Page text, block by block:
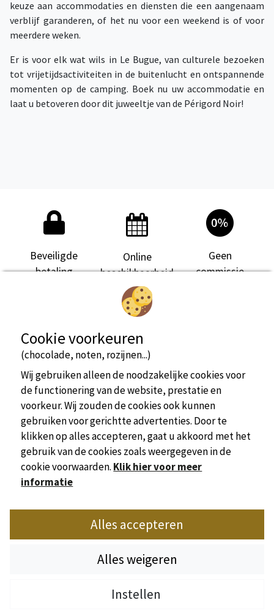
keuze aan accommodaties en diensten die een aangenaam
verblijf garanderen, of het nu voor een weekend is of voor
meerdere weken.
Er is voor elk wat wils in Le Bugue, van culturele bezoeken
tot vrijetijdsactiviteiten in de buitenlucht en ontspannende
momenten op de camping. Boek nu uw accommodatie en
laat u betoveren door dit juweeltje van de Périgord Noir!
Beveiligde
betaling
Online
beschikbaarheid
Geen
commissie
Officiële website van de Unie van Camping Dordogne
Place Marc Busson - 24200 Sarlat
Tel : +33(0)5 53 31 28 01
sdhpa@orange.fr
Cookie voorkeuren
(chocolade, noten, rozijnen...)
Wij gebruiken alleen de noodzakelijke cookies voor
de functionering van de website, prestatie en
voorkeur. Wij zouden de cookies ook kunnen
gebruiken voor gerichtte advertenties. Door te
klikken op alles accepteren, gaat u akkoord met het
gebruik van de cookies zoals weergegeven in de
cookie voorwaarden. Klik hier voor meer
informatie
Alles accepteren
Alles weigeren
Instellen